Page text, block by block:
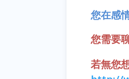
您在感
您需要
若無您